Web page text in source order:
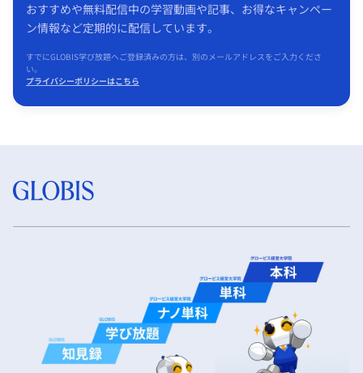
おすすめや無料配信中の学習動画や記事、お得なキャンペー
ン情報など定期的に配信しています。
すでにGLOBIS学び放題へご登録済みの方は、別のメールアドレスをご入力くださ
い。
プライバシーポリシーはこちら